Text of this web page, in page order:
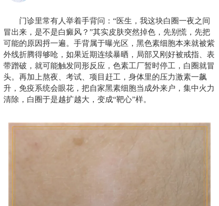
门诊里常有人举着手背问：“医生，我这块白圈一夜之间
冒出来，是不是白癜风？”其实皮肤突然掉色，先别慌，先把
可能的原因捋一遍。手背属于曝光区，黑色素细胞本来就被紫
外线折腾得够呛，如果近期连续暴晒，局部又刚好被戒指、表
带蹭破，就可能触发同形反应，色素工厂暂时停工，白圈就冒
头。再加上熬夜、考试、项目赶工，身体里的压力激素一飙
升，免疫系统会眼花，把自家黑素细胞当成外来户，集中火力
清除，白圈于是越扩越大，变成“靶心”样。